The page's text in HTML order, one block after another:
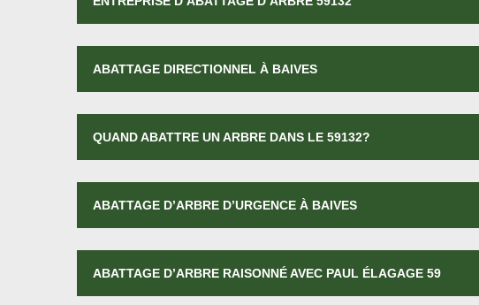
ABATTAGE DIRECTIONNEL À BAIVES
QUAND ABATTRE UN ARBRE DANS LE 59132?
ABATTAGE D’ARBRE D’URGENCE À BAIVES
ABATTAGE D’ARBRE RAISONNÉ AVEC PAUL ÉLAGAGE 59